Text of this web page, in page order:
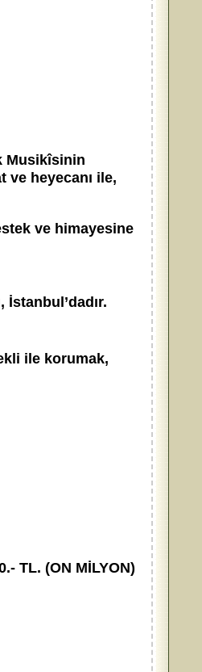
Musikîsinin
heyecanı ile,
ve himayesine
ile korumak,
TL. (ON MİLYON)